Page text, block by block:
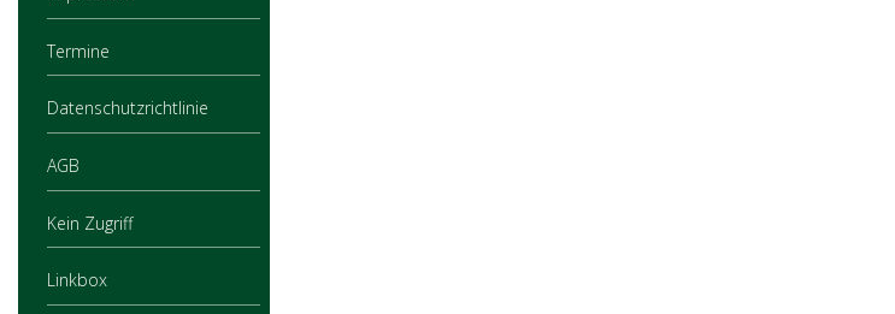
Termine
Datenschutzrichtlinie
AGB
Kein Zugriff
Linkbox